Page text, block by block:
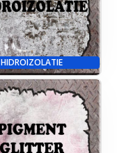
HIDROIZOLATIE